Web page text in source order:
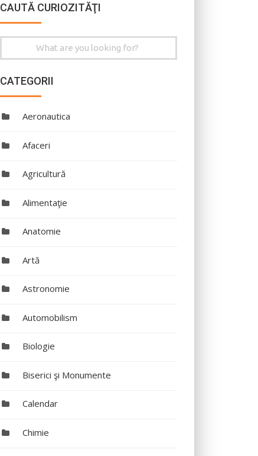
CAUTĂ CURIOZITĂŢI
Search
CATEGORII
Aeronautica
Afaceri
Agricultură
Alimentaţie
Anatomie
Artă
Astronomie
Automobilism
Biologie
Biserici şi Monumente
Calendar
Chimie